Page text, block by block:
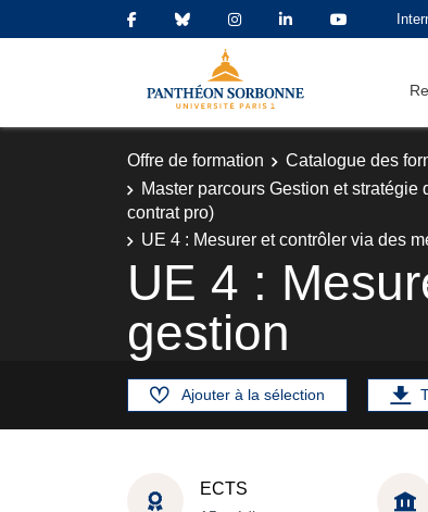
Offre de formation Catalogue des
Master parcours Gestion et
contrat pro)
UE 4 : Mesurer et contrôler via des
UE 4 :
gestion
Ajouter à la sélection
ECTS